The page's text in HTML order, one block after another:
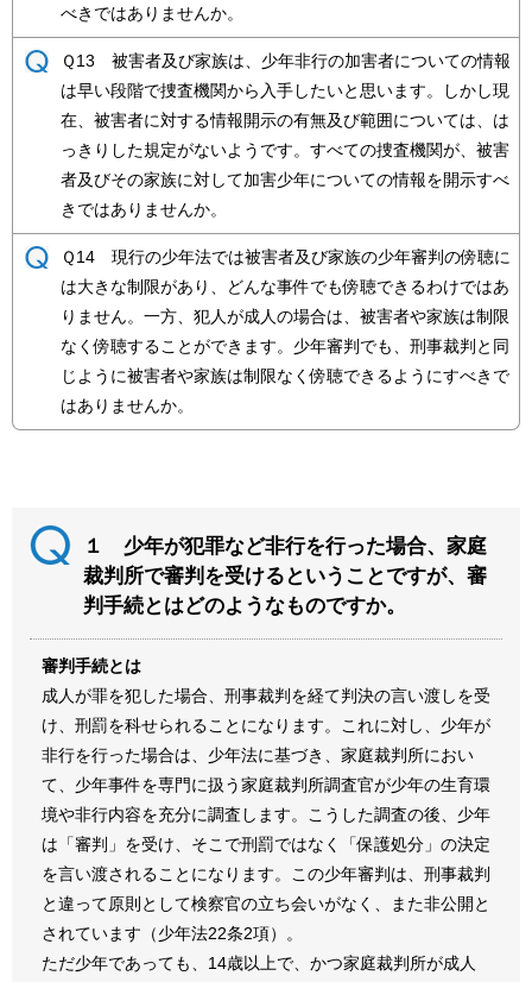
べきではありませんか。
Ｑ13 被害者及び家族は、少年非行の加害者についての情報
は早い段階で捜査機関から入手したいと思います。しかし現
在、被害者に対する情報開示の有無及び範囲については、は
っきりした規定がないようです。すべての捜査機関が、被害
者及びその家族に対して加害少年についての情報を開示すべ
きではありませんか。
Ｑ14 現行の少年法では被害者及び家族の少年審判の傍聴に
は大きな制限があり、どんな事件でも傍聴できるわけではあ
りません。一方、犯人が成人の場合は、被害者や家族は制限
なく傍聴することができます。少年審判でも、刑事裁判と同
じように被害者や家族は制限なく傍聴できるようにすべきで
はありませんか。
１ 少年が犯罪など非行を行った場合、家庭
裁判所で審判を受けるということですが、審
判手続とはどのようなものですか。
審判手続とは
成人が罪を犯した場合、刑事裁判を経て判決の言い渡しを受
け、刑罰を科せられることになります。これに対し、少年が
非行を行った場合は、少年法に基づき、家庭裁判所におい
て、少年事件を専門に扱う家庭裁判所調査官が少年の生育環
境や非行内容を充分に調査します。こうした調査の後、少年
は「審判」を受け、そこで刑罰ではなく「保護処分」の決定
を言い渡されることになります。この少年審判は、刑事裁判
と違って原則として検察官の立ち会いがなく、また非公開と
されています（少年法22条2項）。
ただ少年であっても、14歳以上で、かつ家庭裁判所が成人